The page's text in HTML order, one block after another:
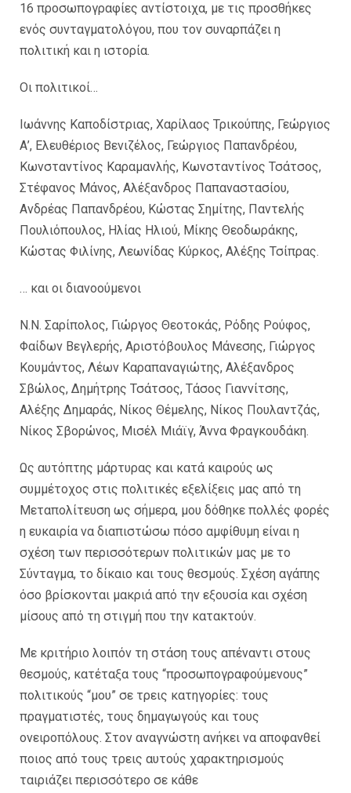
16 προσωπογραφίες αντίστοιχα, με τις προσθήκες
ενός συνταγματολόγου, που τον συναρπάζει η
πολιτική και η ιστορία.
Οι πολιτικοί…
Ιωάννης Καποδίστριας, Χαρίλαος Τρικούπης, Γεώργιος
Α’, Ελευθέριος Βενιζέλος, Γεώργιος Παπανδρέου,
Κωνσταντίνος Καραμανλής, Κωνσταντίνος Τσάτσος,
Στέφανος Μάνος, Αλέξανδρος Παπαναστασίου,
Ανδρέας Παπανδρέου, Κώστας Σημίτης, Παντελής
Πουλιόπουλος, Ηλίας Ηλιού, Μίκης Θεοδωράκης,
Κώστας Φιλίνης, Λεωνίδας Κύρκος, Αλέξης Τσίπρας.
… και οι διανοούμενοι
Ν.Ν. Σαρίπολος, Γιώργος Θεοτοκάς, Ρόδης Ρούφος,
Φαίδων Βεγλερής, Αριστόβουλος Μάνεσης, Γιώργος
Κουμάντος, Λέων Καραπαναγιώτης, Αλέξανδρος
Σβώλος, Δημήτρης Τσάτσος, Τάσος Γιαννίτσης,
Αλέξης Δημαράς, Νίκος Θέμελης, Νίκος Πουλαντζάς,
Νίκος Σβορώνος, Mισέλ Μιάϊγ, Άννα Φραγκουδάκη.
Ως αυτόπτης μάρτυρας και κατά καιρούς ως
συμμέτοχος στις πολιτικές εξελίξεις μας από τη
Μεταπολίτευση ως σήμερα, μου δόθηκε πολλές φορές
η ευκαιρία να διαπιστώσω πόσο αμφίθυμη είναι η
σχέση των περισσότερων πολιτικών μας με το
Σύνταγμα, το δίκαιο και τους θεσμούς. Σχέση αγάπης
όσο βρίσκονται μακριά από την εξουσία και σχέση
μίσους από τη στιγμή που την κατακτούν.
Με κριτήριο λοιπόν τη στάση τους απέναντι στους
θεσμούς, κατέταξα τους “προσωπογραφούμενους”
πολιτικούς “μου” σε τρεις κατηγορίες: τους
πραγματιστές, τους δημαγωγούς και τους
ονειροπόλους. Στον αναγνώστη ανήκει να αποφανθεί
ποιος από τους τρεις αυτούς χαρακτηρισμούς
ταιριάζει περισσότερο σε κάθε